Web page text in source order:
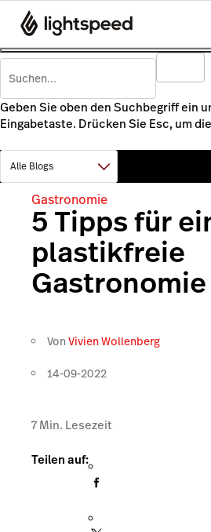
Geben Sie oben den Suchbegriff ein
Eingabetaste. Drücken Sie Esc, um
Gastronomie
5 Tipps für
plastikfreie
Gastronomie
VonVivien Wollenberg
14-09-2022
7Min. Lesezeit
Teilen auf: